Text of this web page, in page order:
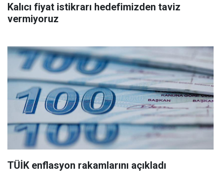
Kalıcı fiyat istikrarı hedefimizden taviz
vermiyoruz
TÜİK enflasyon rakamlarını açıkladı